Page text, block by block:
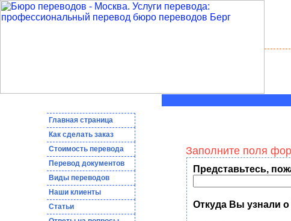
Главная страница
Как сделать заказ
Стоимость перевода
Пepeвoд дoкумeнтoв
Виды переводов
Наши клиенты
Статьи
Заполните поля
Представьтесь,
Откуда Вы узнали